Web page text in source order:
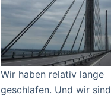
Wir haben relativ lange
geschlafen. Und wir sind